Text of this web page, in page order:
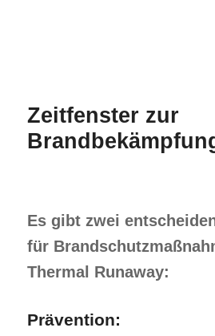
Zeitfenster zur
Es gibt zwei
für
Thermal Runaway:
Prävention: